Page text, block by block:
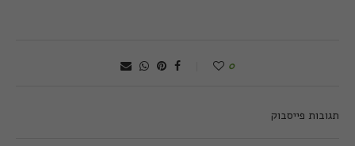
0
תגובות פייסבוק